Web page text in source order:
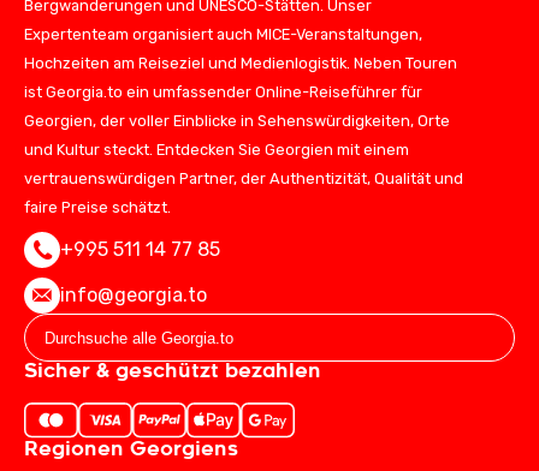
Bergwanderungen und UNESCO-Stätten. Unser
Expertenteam organisiert auch MICE-Veranstaltungen,
Hochzeiten am Reiseziel und Medienlogistik. Neben Touren
ist Georgia.to ein umfassender Online-Reiseführer für
Georgien, der voller Einblicke in Sehenswürdigkeiten, Orte
und Kultur steckt. Entdecken Sie Georgien mit einem
vertrauenswürdigen Partner, der Authentizität, Qualität und
faire Preise schätzt.
+995 511 14 77 85
info@georgia.to
Sicher & geschützt bezahlen
Regionen Georgiens